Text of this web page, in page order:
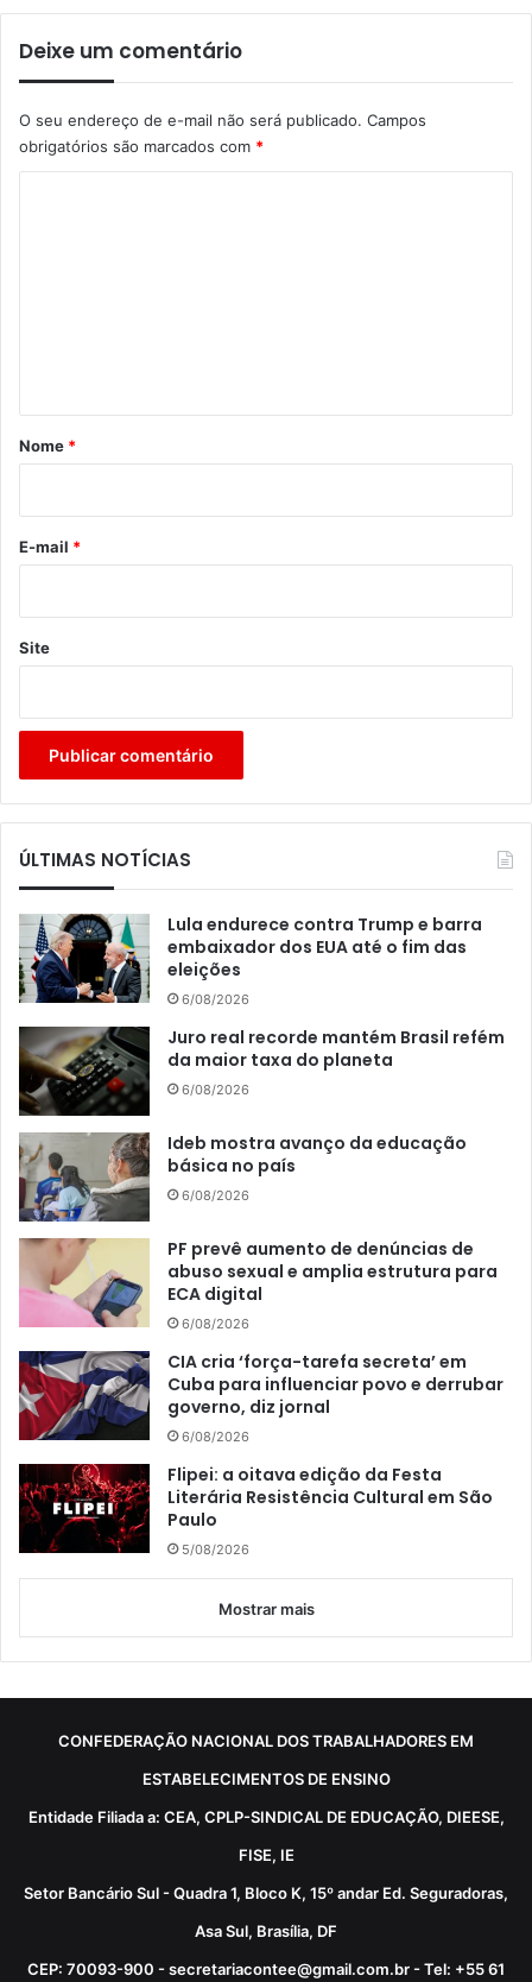
Deixe um comentário
O seu endereço de e-mail não será publicado. Campos
obrigatórios são marcados com *
r
*
Nome *
E-mail *
Site
ÚLTIMAS NOTÍCIAS
Lula endurece contra Trump e barra
embaixador dos EUA até o fim das
eleições
6/08/2026
Juro real recorde mantém Brasil refém
da maior taxa do planeta
6/08/2026
Ideb mostra avanço da educação
básica no país
6/08/2026
PF prevê aumento de denúncias de
abuso sexual e amplia estrutura para
ECA digital
6/08/2026
CIA cria ‘força-tarefa secreta’ em
Cuba para influenciar povo e derrubar
governo, diz jornal
6/08/2026
Flipei: a oitava edição da Festa
Literária Resistência Cultural em São
Paulo
5/08/2026
Mostrar mais
CONFEDERAÇÃO NACIONAL DOS TRABALHADORES EM
ESTABELECIMENTOS DE ENSINO
Entidade Filiada a: CEA, CPLP-SINDICAL DE EDUCAÇÃO, DIEESE,
FISE, IE
Setor Bancário Sul - Quadra 1, Bloco K, 15º andar Ed. Seguradoras,
Asa Sul, Brasília, DF
CEP: 70093-900 - secretariacontee@gmail.com.br - Tel: +55 61